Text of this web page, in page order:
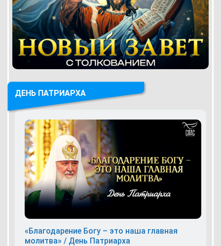
ДЕНЬ ПАТРИАРХА
«Благодарение Богу – это наша главная
молитва» / День Патриарха